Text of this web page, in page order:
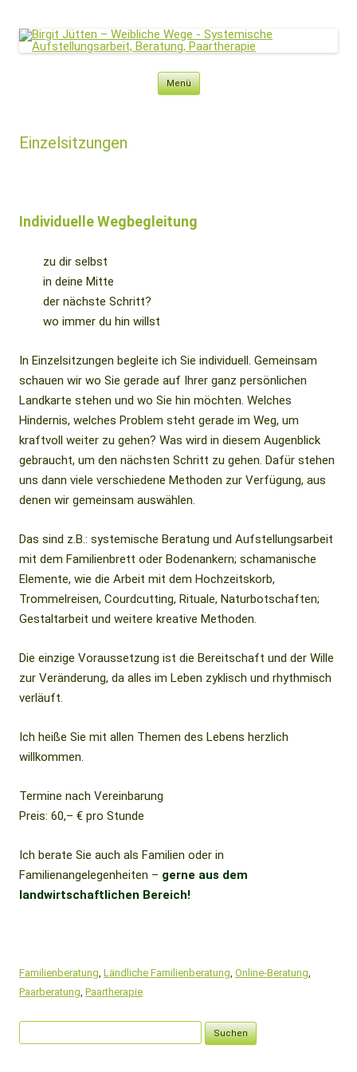
Birgit Jütten – Weibliche Wege
Systemische Aufstellungsarbeit, Beratung, Paartherapie
Menü
Zum
Einzelsitzungen
Individuelle Wegbegleitung
zu dir selbst
in deine Mitte
der nächste Schritt?
wo immer du hin willst
In Einzelsitzungen begleite ich Sie individuell. Gemeinsam
schauen wir wo Sie gerade auf Ihrer ganz persönlichen
Landkarte stehen und wo Sie hin möchten. Welches
Hindernis, welches Problem steht gerade im Weg, um
kraftvoll weiter zu gehen? Was wird in diesem Augenblick
gebraucht, um den nächsten Schritt zu gehen. Dafür stehen
uns dann viele verschiedene Methoden zur Verfügung, aus
denen wir gemeinsam auswählen.
Das sind z.B.: systemische Beratung und Aufstellungsarbeit
mit dem Familienbrett oder Bodenankern; schamanische
Elemente, wie die Arbeit mit dem Hochzeitskorb,
Trommelreisen, Courdcutting, Rituale, Naturbotschaften;
Gestaltarbeit und weitere kreative Methoden.
Die einzige Voraussetzung ist die Bereitschaft und der Wille
zur Veränderung, da alles im Leben zyklisch und rhythmisch
verläuft.
Ich heiße Sie mit allen Themen des Lebens herzlich
willkommen.
Termine nach Vereinbarung
Preis: 60,– € pro Stunde
Ich berate Sie auch als Familien oder in
Familienangelegenheiten – gerne aus dem
landwirtschaftlichen Bereich!
Familienberatung, Ländliche Familienberatung, Online-Beratung,
Paarberatung, Paartherapie